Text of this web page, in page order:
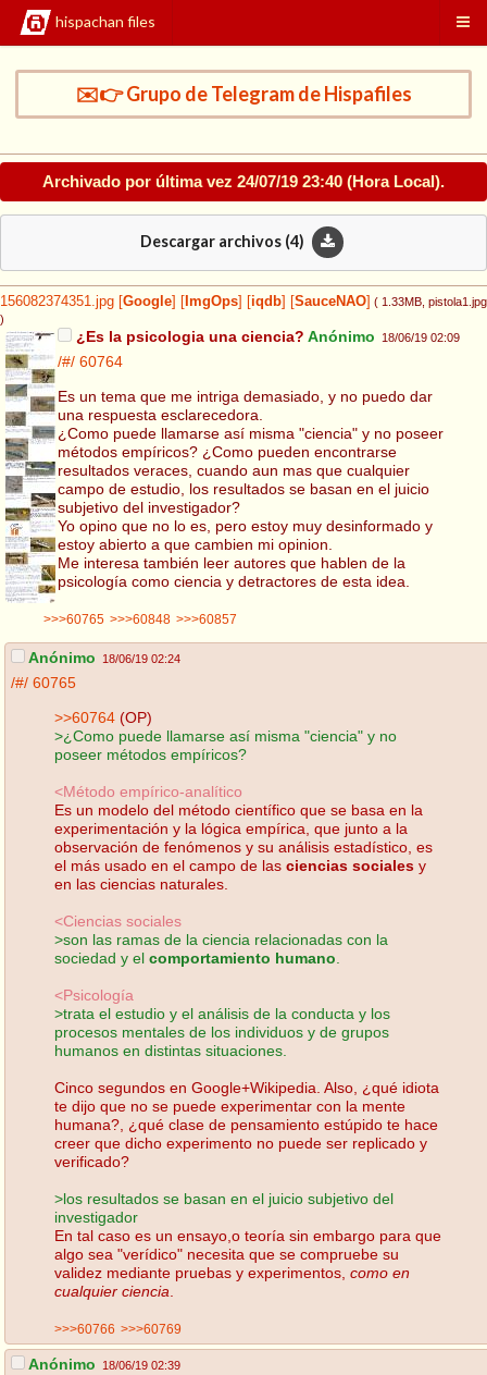
hispachan files
✉️👉 Grupo de Telegram de Hispafiles
Archivado por última vez 24/07/19 23:40 (Hora Local).
Descargar archivos (4)
156082374351.jpg Google ImgOps iqdb SauceNAO ( 1.33MB , pistola1.jpg
)
¿Es la psicologia una ciencia? Anónimo 18/06/19 02:09
/#/ 60764
Es un tema que me intriga demasiado, y no puedo dar
una respuesta esclarecedora.
¿Como puede llamarse así misma "ciencia" y no poseer
métodos empíricos? ¿Como pueden encontrarse
resultados veraces, cuando aun mas que cualquier
campo de estudio, los resultados se basan en el juicio
subjetivo del investigador?
Yo opino que no lo es, pero estoy muy desinformado y
estoy abierto a que cambien mi opinion.
Me interesa también leer autores que hablen de la
psicología como ciencia y detractores de esta idea.
>>>60765 >>>60848 >>>60857
Anónimo 18/06/19 02:24
/#/ 60765
>>60764 (OP)
>¿Como puede llamarse así misma "ciencia" y no
poseer métodos empíricos?
<Método empírico-analítico
Es un modelo del método científico que se basa en la
experimentación y la lógica empírica, que junto a la
observación de fenómenos y su análisis estadístico, es
el más usado en el campo de las ciencias sociales y
en las ciencias naturales.
<Ciencias sociales
>son las ramas de la ciencia relacionadas con la
sociedad y el comportamiento humano
<Psicología
>trata el estudio y el análisis de la conducta y los
procesos mentales de los individuos y de grupos
humanos en distintas situaciones.
Cinco segundos en Google+Wikipedia. Also, ¿qué idiota
te dijo que no se puede experimentar con la mente
humana?, ¿qué clase de pensamiento estúpido te hace
creer que dicho experimento no puede ser replicado y
verificado?
>los resultados se basan en el juicio subjetivo del
investigador
En tal caso es un ensayo,o teoría sin embargo para que
algo sea "verídico" necesita que se compruebe su
validez mediante pruebas y experimentos, como en
cualquier ciencia
>>>60766 >>>60769
Anónimo 18/06/19 02:39